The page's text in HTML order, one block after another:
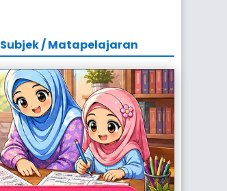
Subjek / Matapelajaran